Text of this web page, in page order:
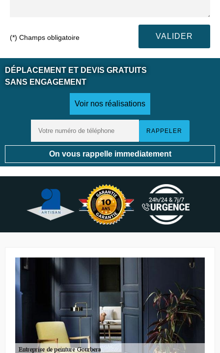
(*) Champs obligatoire
DÉPLACEMENT ET DEVIS GRATUITS
SANS ENGAGEMENT
Voir nos réalisations
On vous rappelle immediatement